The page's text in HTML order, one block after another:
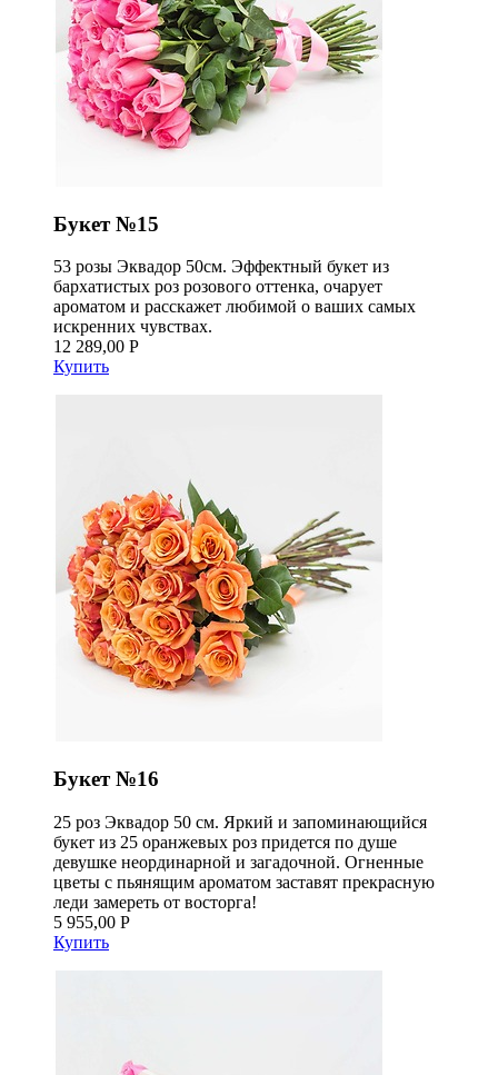
Букет №15
53 розы Эквадор 50см. Эффектный букет из
бархатистых роз розового оттенка, очарует
ароматом и расскажет любимой о ваших самых
искренних чувствах.
12 289,00 Р
Купить
Букет №16
25 роз Эквадор 50 см. Яркий и запоминающийся
букет из 25 оранжевых роз придется по душе
девушке неординарной и загадочной. Огненные
цветы с пьянящим ароматом заставят прекрасную
леди замереть от восторга!
5 955,00 Р
Купить